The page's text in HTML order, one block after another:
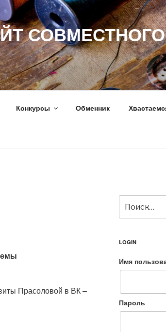
СОВМЕСТНОГО
Конкурсы Обменник
Прасоловой в ВК –
LOGIN
Имя
Пароль